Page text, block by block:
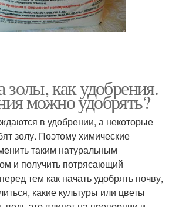
золы, как удобрения.
можно удобрять?
в удобрении, а некоторые
золу. Поэтому химические
таким натуральным
и получить потрясающий
тем как начать удобрять почву,
какие культуры или цветы